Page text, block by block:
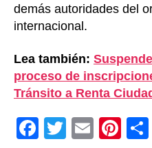
demás autoridades del
internacional.
Lea también:
proceso de
Tránsito a Renta
F
T
E
Pi